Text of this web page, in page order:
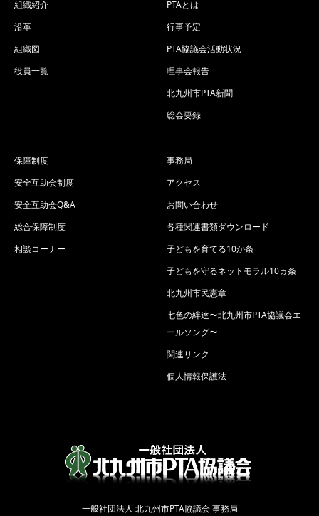
組織紹介
沿革
組織図
役員一覧
PTAとは
行事予定
PTA協議会活動状況
理事会報告
北九州市PTA新聞
総会要録
保障制度
安全互助会制度
安全互助会Q&A
総合保障制度
相談コーナー
事務局
アクセス
お問い合わせ
各種関連書類ダウンロード
子どもを育てる10か条
子どもを守るネットモラル10ヵ条
北九州市民憲章
七色の絆達〜北九州市PTA協議会エ
ールソング〜
関連リンク
個人情報保護法
一般社団法人 北九州市PTA協議会 事務局